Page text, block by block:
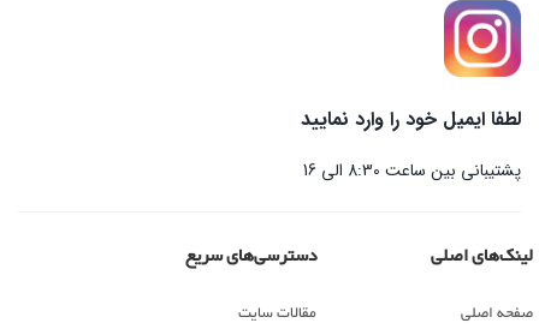
لطفا ایمیل خود را وارد نمایید
پشتیبانی بین ساعت 8:30 الی 16
لینک‌های اصلی
صفحه اصلی
دسترسی‌های سریع
مقالات سایت